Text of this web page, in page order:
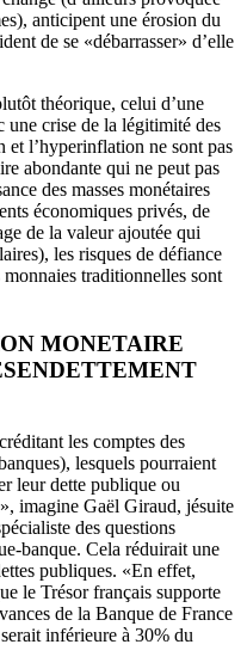
anticipent une érosion du
de se «débarrasser» d’elle
théorique, celui d’une
une crise de la légitimité des
et l’hyperinflation ne sont pas
abondante qui ne peut pas
des masses monétaires
économiques privés, de
de la valeur ajoutée qui
les risques de défiance
traditionnelles sont
MONETAIRE
les comptes des
lesquels pourraient
leur dette publique ou
imagine Gaël Giraud, jésuite
des questions
banque. Cela réduirait une
publiques. «En effet,
le Trésor français supporte
de la Banque de France
inférieure à 30% du